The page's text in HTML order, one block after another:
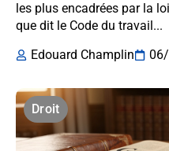
les plus encadrées par la
que dit le Code du travail...
Edouard Champlin
Droit